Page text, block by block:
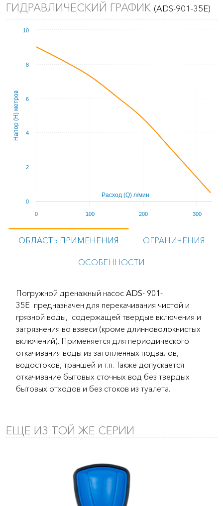
ГИДРАВЛИЧЕСКИЙ ГРАФИК (ADS-901-35E)
Расход (Q) л/мин
Напор (Н) метров
0 100 200 300
0
2
4
6
8
10
ОБЛАСТЬ ПРИМЕНЕНИЯ ОГРАНИЧЕНИЯ
ОСОБЕННОСТИ
Погружной дренажный насос ADS- 901-
35Е предназначен для перекачивания чистой и
грязной воды, содержащей твердые включения и
загрязнения во взвеси (кроме длинноволокнистых
включений). Применяется для периодического
откачивания воды из затопленных подвалов,
водостоков, траншей и т.п. Также допускается
откачивание бытовых сточных вод без твердых
бытовых отходов и без стоков из туалета.
ЕЩЕ ИЗ ТОЙ ЖЕ СЕРИИ